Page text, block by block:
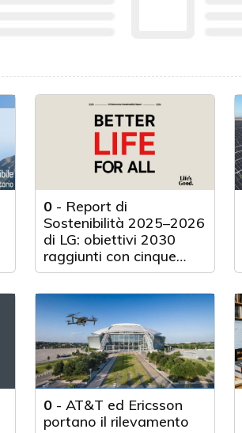
0- Report di
Sostenibilità 2025–2026
di LG: obiettivi 2030
raggiunti con cinque
anni d'anticipo
0- AT&T ed Ericsson
portano il rilevamento